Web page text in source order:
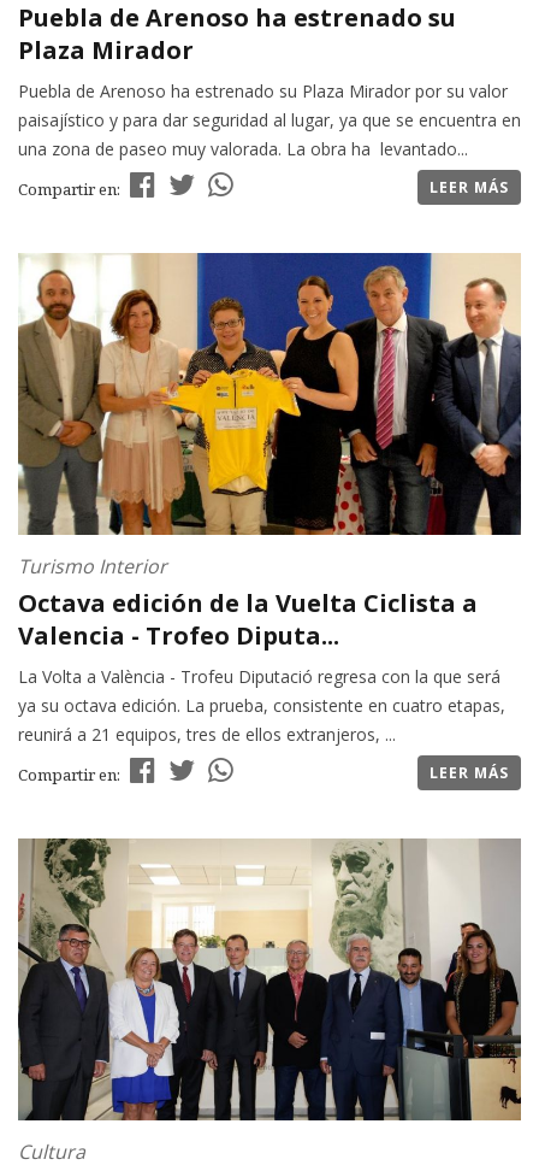
Puebla de Arenoso ha estrenado su
Plaza Mirador
Puebla de Arenoso ha estrenado su Plaza Mirador por su valor
paisajístico y para dar seguridad al lugar, ya que se encuentra en
una zona de paseo muy valorada. La obra ha levantado...
Compartir en: LEER MÁS
Turismo Interior
Octava edición de la Vuelta Ciclista a
Valencia - Trofeo Diputa...
La Volta a València - Trofeu Diputació regresa con la que será
ya su octava edición. La prueba, consistente en cuatro etapas,
reunirá a 21 equipos, tres de ellos extranjeros, ...
Compartir en: LEER MÁS
Cultura